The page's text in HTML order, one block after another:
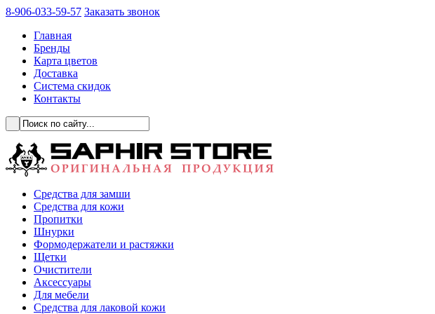
8-906-033-59-57 Заказать звонок
Главная
Бренды
Карта цветов
Доставка
Система скидок
Контакты
Cредства для замши
Средства для кожи
Пропитки
Шнурки
Формодержатели и растяжки
Щетки
Очистители
Аксессуары
Для мебели
Средства для лаковой кожи